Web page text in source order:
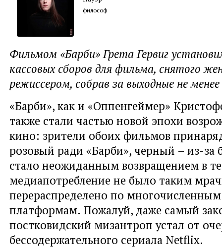
философ
Фильмом «Барби» Грета Гервиг
кассовых сборов для фильма, снятого
режиссером, собрав за выходные не
«Барби», как и «Оппенгеймер»
также стали частью новой эпохи
кино: зрители обоих фильмов
розовый ради «Барби», черный – из-за
стало неожиданным возвращением в
медиапотребление не было таким
перераспределено по
платформам. Пожалуй, даже самый
постковидский мизантроп устал от
бессодержательного сериала Netflix.